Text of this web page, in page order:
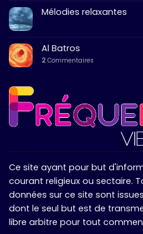
Mélodies relaxantes
Al Batros
2 Commentaires
Ce site ayant pour but
courant religieux ou sectaire.
données sur ce site sont
dont le seul but est de
libre arbitre pour tout